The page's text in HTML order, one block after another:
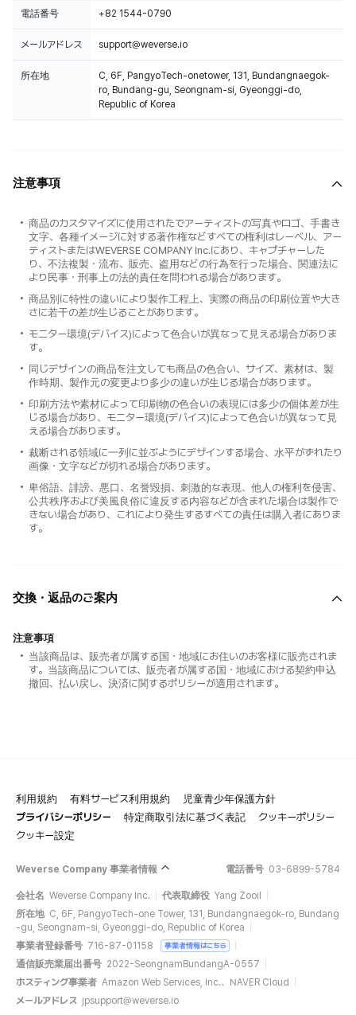
電話番号 +82 1544-0790
メールアドレス support@weverse.io
所在地
C, 6F, PangyoTech-onetower, 131, Bundangnaegok-
ro, Bundang-gu, Seongnam-si, Gyeonggi-do,
Republic of Korea
注意事項
商品のカスタマイズに使用されたでアーティストの写真やロゴ、手書き
文字、各種イメージに対する著作権などすべての権利はレーベル、アー
ティストまたはWEVERSE COMPANY Inc.にあり、キャプチャーした
り、不法複製・流布、販売、盗用などの行為を行った場合、関連法に
より民事・刑事上の法的責任を問われる場合があります。
商品別に特性の違いにより製作工程上、実際の商品の印刷位置や大き
さに若干の差が生じることがあります。
モニター環境(デバイス)によって色合いが異なって見える場合がありま
す。
同じデザインの商品を注文しても商品の色合い、サイズ、素材は、製
作時期、製作元の変更より多少の違いが生じる場合があります。
印刷方法や素材によって印刷物の色合いの表現には多少の個体差が生
じる場合があり、モニター環境(デバイス)によって色合いが異なって見
える場合があります。
裁断される領域に一列に並ぶようにデザインする場合、水平がずれたり
画像・文字などが切れる場合があります。
卑俗語、誹謗、悪口、名誉毀損、刺激的な表現、他人の権利を侵害、
公共秩序および美風良俗に違反する内容などが含まれた場合は製作で
きない場合があり、これにより発生するすべての責任は購入者にありま
す。
交換・返品のご案内
注意事項
当該商品は、販売者が属する国・地域にお住いのお客様に販売されま
す。当該商品については、販売者が属する国・地域における契約申込
撤回、払い戻し、決済に関するポリシーが適用されます。
利用規約 有料サービス利用規約
児童青少年保護方針
プライバシーポリシー
特定商取引法に基づく表記
クッキーポリシー
クッキー設定
Weverse Company 事業者情報 電話番号 03-6899-5784
会社名 Weverse Company Inc. 代表取締役 Yang Zooil
所在地 C, 6F, PangyoTech-one Tower, 131, Bundangnaegok-ro, Bundang
-gu, Seongnam-si, Gyeonggi-do, Republic of Korea
事業者登録番号 716-87-01158 事業者情報はこちら
通信販売業届出番号 2022-SeongnamBundangA-0557
ホスティング事業者 Amazon Web Services, Inc.、NAVER Cloud
メールアドレス jpsupport@weverse.io